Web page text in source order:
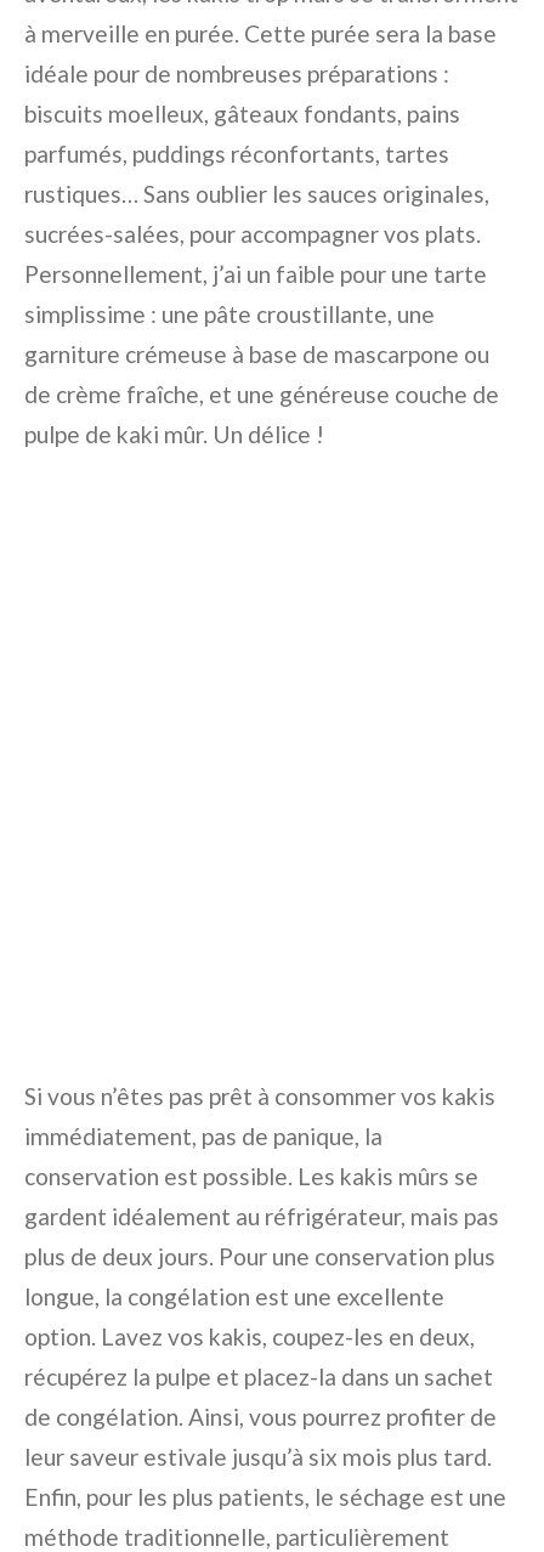
à merveille en purée. Cette purée sera la base
idéale pour de nombreuses préparations :
biscuits moelleux, gâteaux fondants, pains
parfumés, puddings réconfortants, tartes
rustiques… Sans oublier les sauces originales,
sucrées-salées, pour accompagner vos plats.
Personnellement, j’ai un faible pour une tarte
simplissime : une pâte croustillante, une
garniture crémeuse à base de mascarpone ou
de crème fraîche, et une généreuse couche de
pulpe de kaki mûr. Un délice !
Si vous n’êtes pas prêt à consommer vos kakis
immédiatement, pas de panique, la
conservation est possible. Les kakis mûrs se
gardent idéalement au réfrigérateur, mais pas
plus de deux jours. Pour une conservation plus
longue, la congélation est une excellente
option. Lavez vos kakis, coupez-les en deux,
récupérez la pulpe et placez-la dans un sachet
de congélation. Ainsi, vous pourrez profiter de
leur saveur estivale jusqu’à six mois plus tard.
Enfin, pour les plus patients, le séchage est une
méthode traditionnelle, particulièrement